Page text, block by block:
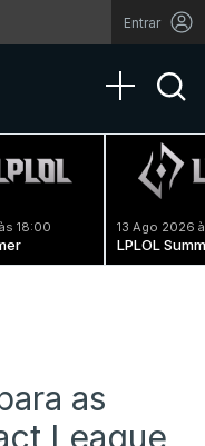
Entrar
Toggle
18:00 13 Ago 2026
LPLOL
as
League